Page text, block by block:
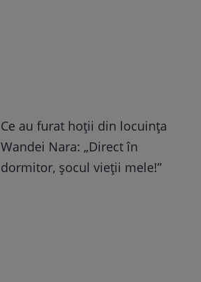
Ce au furat hoții din locuința
Wandei Nara: „Direct în
dormitor, șocul vieții mele!”